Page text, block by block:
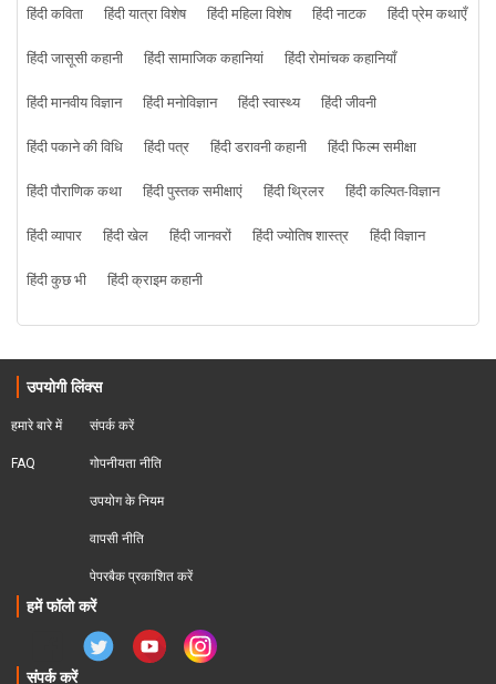
हिंदी कविता
हिंदी यात्रा विशेष हिंदी महिला विशेष हिंदी नाटक
हिंदी प्रेम कथाएँ
हिंदी जासूसी कहानी
हिंदी सामाजिक कहानियां
हिंदी रोमांचक कहानियाँ
हिंदी मानवीय विज्ञान
हिंदी मनोविज्ञान हिंदी स्वास्थ्य
हिंदी जीवनी
हिंदी पकाने की विधि
हिंदी पत्र हिंदी डरावनी कहानी
हिंदी फिल्म समीक्षा
हिंदी पौराणिक कथा
हिंदी पुस्तक समीक्षाएं हिंदी थ्रिलर
हिंदी कल्पित-विज्ञान
हिंदी व्यापार
हिंदी खेल हिंदी जानवरों हिंदी ज्योतिष शास्त्र
हिंदी विज्ञान
हिंदी कुछ भी
हिंदी क्राइम कहानी
उपयोगी लिंक्स
हमारे बारे में
FAQ
संपर्क करें
गोपनीयता नीति
उपयोग के नियम
वापसी नीति
पेपरबैक प्रकाशित करें
हमें फॉलो करें
संपर्क करें